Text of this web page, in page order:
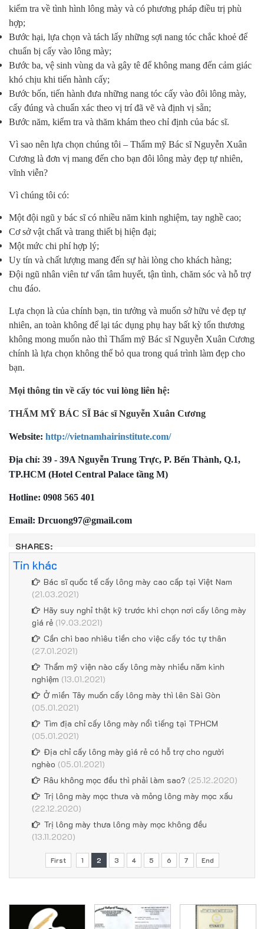
kiểm tra về tình hình lông mày và có phương pháp điều trị phù
hợp;
Bước hại, lựa chọn và tách lấy những sợi nang tóc chắc khoẻ để
chuẩn bị cấy vào lông mày;
Bước ba, vệ sinh vùng da và gây tê để không mang đến cảm giác
khó chịu khi tiến hành cấy;
Bước bốn, tiến hành đưa những nang tóc cấy vào đôi lông mày,
cấy đúng và chuẩn xác theo vị trí đã vẽ và định vị sẵn;
Bước năm, kiểm tra và thăm khám theo chỉ định của bác sĩ.
Vì sao nên lựa chọn chúng tôi – Thẩm mỹ Bác sĩ Nguyễn Xuân
Cương là đơn vị mang đến cho bạn đôi lông mày đẹp tự nhiên,
vĩnh viễn?
Vì chúng tôi có:
Một đội ngũ y bác sĩ có nhiều năm kinh nghiệm, tay nghề cao;
Cơ sở vật chất và trang thiết bị hiện đại;
Một mức chi phí hợp lý;
Uy tín và chất lượng mang đến sự hài lòng cho khách hàng;
Đội ngũ nhân viên tư vấn tâm huyết, tận tình, chăm sóc và hỗ trợ
chu đáo.
Lựa chọn là của chính bạn, tin tưởng và muốn sở hữu vẻ đẹp tự
nhiên, an toàn không để lại tác dụng phụ hay bất kỳ tổn thương
không mong muốn nào thì Thẩm mỹ Bác sĩ Nguyễn Xuân Cương
chính là lựa chọn không thể bỏ qua trong quá trình làm đẹp cho
bạn.
Mọi thông tin về cấy tóc vui lòng liên hệ:
THẨM MỸ BÁC SĨ Bác sĩ Nguyễn Xuân Cương
Website: http://vietnamhairinstitute.com/
Địa chỉ: 39 - 39A Nguyễn Trung Trực, P. Bến Thành, Q.1,
TP.HCM (Hotel Central Palace tầng M)
Hotline: 0908 565 401
Email: Drcuong97@gmail.com
SHARES:
Tin khác
Bác sĩ quốc tế cấy lông mày cao cấp tại Việt Nam
(21.03.2021)
Hãy suy nghỉ thật kỹ trước khi chọn nơi cấy lông mày
giá rẻ (19.03.2021)
Cần chi bao nhiêu tiền cho việc cấy tóc tự thân
(27.01.2021)
Thẩm mỹ viện nào cấy lông mày nhiều năm kinh
nghiệm (13.01.2021)
Ở miền Tây muốn cấy lông mày thì lên Sài Gòn
(05.01.2021)
Tìm địa chỉ cấy lông mày nổi tiếng tại TPHCM
(05.01.2021)
Địa chỉ cấy lông mày giá rẻ có hỗ trợ cho người
nghèo (05.01.2021)
Râu không mọc đều thì phải làm sao? (25.12.2020)
Trị lông mày mọc thưa và mỏng lông mày mọc xấu
(22.12.2020)
Trị lông mày thưa lông mày mọc không đều
(13.11.2020)
First 1 2 3 4 5 6 7 End